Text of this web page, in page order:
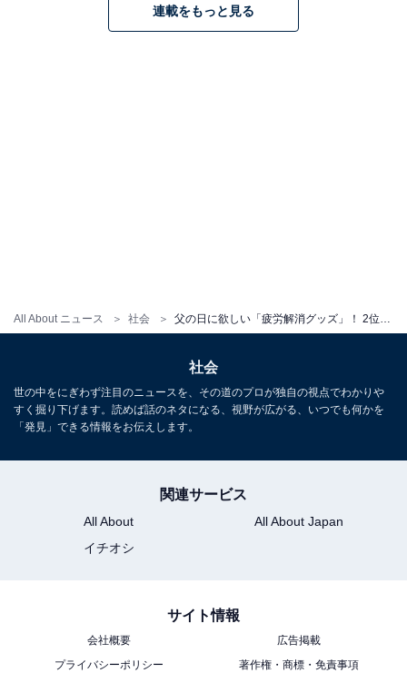
All About ニュース 社会
肉体的疲労の原因と疲労を感じる部分
お父さんの疲れは、「肉体的・精神的疲労どちらも」と
回答した人が54.0％。「肉体的疲労のみ」が31.5％、
連載をもっと見る
社会
世の中をにぎわず注目のニュースを、その道のプロが独自の視点でわかりや
すく掘り下げます。読めば話のネタになる、視野が広がる、いつでも何かを
「発見」できる情報をお伝えします。
関連サービス
All About
All About Japan
イチオシ
サイト情報
会社概要
広告掲載
プライバシーポリシー
著作権・商標・免責事項